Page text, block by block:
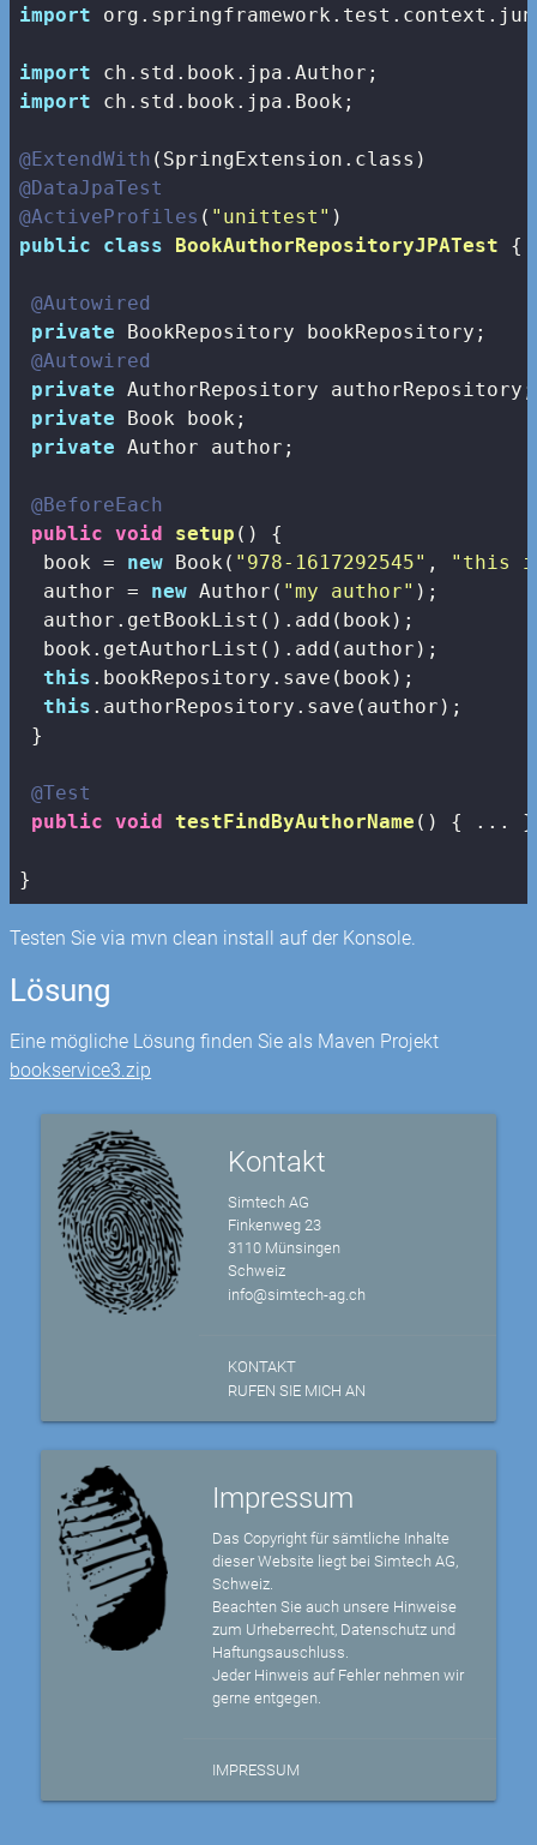
import
import
import ch.std.book.jpa.Book;
@ExtendWith
@DataJpaTest
@ActiveProfiles ( "unittest"
public
class BookAuthorRepositoryJPATest {
@Autowired
private BookRepository bookRepository;
@Autowired
private AuthorRepository authorRepository;
private Book book;
private Author author;
@BeforeEach
public void setup ()
{
  book =
new Book( "978-1617292545" , "this
  author =
new Author( "my author" );
  author.getBookList().add(book);
  book.getAuthorList().add(author);
this .bookRepository.save(book);
this .authorRepository.save(author);
}
@Test
public void testFindByAuthorName () { ... }
}
Testen Sie via mvn clean install auf der Konsole.
Lösung
Eine mögliche Lösung finden Sie als Maven Projekt
bookservice3.zip
Kontakt
Simtech AG
Finkenweg 23
3110 Münsingen
Schweiz
info@simtech-ag.ch
KONTAKT
RUFEN SIE MICH AN
Impressum
Das Copyright für sämtliche Inhalte
dieser Website liegt bei Simtech AG,
Schweiz.
Beachten Sie auch unsere Hinweise
zum Urheberrecht, Datenschutz und
Haftungsauschluss.
Jeder Hinweis auf Fehler nehmen wir
gerne entgegen.
IMPRESSUM